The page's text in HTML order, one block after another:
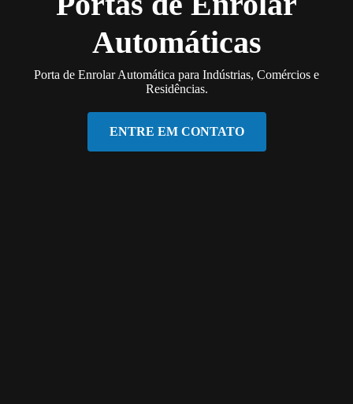
Automáticas
Porta de Enrolar Automática para Indústrias, Comércios e
Residências.
ENTRE EM CONTATO